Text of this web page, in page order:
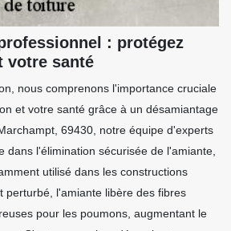
: protégez
votre santé
nous comprenons l'importance cruciale
et votre santé grâce à un désamiantage
69430, notre équipe d'experts
dans l'élimination sécurisée de l'amiante,
utilisé dans les constructions
perturbé, l'amiante libère des fibres
pour les poumons, augmentant le